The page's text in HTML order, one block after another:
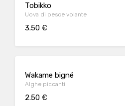
Tobikko
Uova di pesce volante
3.50 €
Wakame bigné
Alghe piccanti
2.50 €